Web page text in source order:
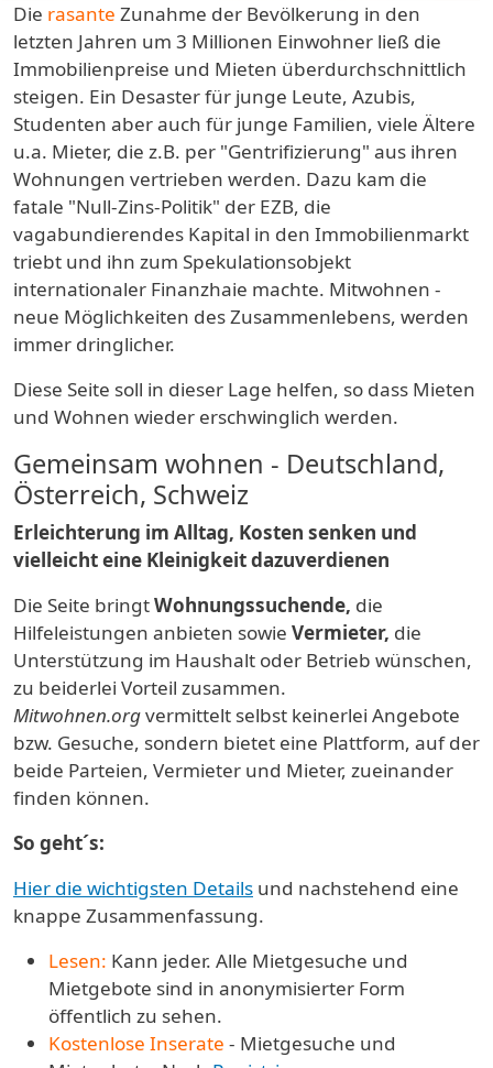
Die rasante Zunahme der Bevölkerung in den
letzten Jahren um 3 Millionen Einwohner ließ die
Immobilienpreise und Mieten überdurchschnittlich
steigen. Ein Desaster für junge Leute, Azubis,
Studenten aber auch für junge Familien, viele Ältere
u.a. Mieter, die z.B. per "Gentrifizierung" aus ihren
Wohnungen vertrieben werden. Dazu kam die
fatale "Null-Zins-Politik" der EZB, die
vagabundierendes Kapital in den Immobilienmarkt
triebt und ihn zum Spekulationsobjekt
internationaler Finanzhaie machte. Mitwohnen -
neue Möglichkeiten des Zusammenlebens, werden
immer dringlicher.
Diese Seite soll in dieser Lage helfen, so dass Mieten
und Wohnen wieder erschwinglich werden.
Gemeinsam wohnen - Deutschland,
Österreich, Schweiz
Erleichterung im Alltag, Kosten senken und
vielleicht eine Kleinigkeit dazuverdienen
Die Seite bringtWohnungssuchende, die
Hilfeleistungen anbieten sowie Vermieter, die
Unterstützung im Haushalt oder Betrieb wünschen,
zu beiderlei Vorteil zusammen.
Mitwohnen.orgvermittelt selbst keinerlei Angebote
bzw. Gesuche, sondern bietet eine Plattform, auf der
beide Parteien, Vermieter und Mieter, zueinander
finden können.
So geht´s:
Hier die wichtigsten Details und nachstehend eine
knappe Zusammenfassung.
Lesen: Kann jeder. Alle Mietgesuche und
Mietgebote sind in anonymisierter Form
öffentlich zu sehen.
Kostenlose Inserate - Mietgesuche und